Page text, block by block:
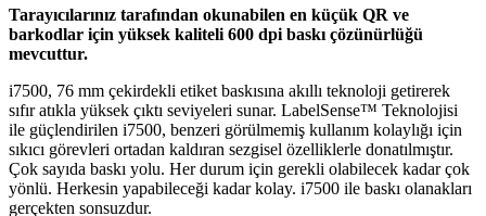
Tarayıcılarınız tarafından okunabilen en küçük QR ve
barkodlar için yüksek kaliteli 600 dpi baskı çözünürlüğü
mevcuttur.
i7500, 76 mm çekirdekli etiket baskısına akıllı teknoloji getirerek
sıfır atıkla yüksek çıktı seviyeleri sunar. LabelSense™ Teknolojisi
ile güçlendirilen i7500, benzeri görülmemiş kullanım kolaylığı için
sıkıcı görevleri ortadan kaldıran sezgisel özelliklerle donatılmıştır.
Çok sayıda baskı yolu. Her durum için gerekli olabilecek kadar çok
yönlü. Herkesin yapabileceği kadar kolay. i7500 ile baskı olanakları
gerçekten sonsuzdur.